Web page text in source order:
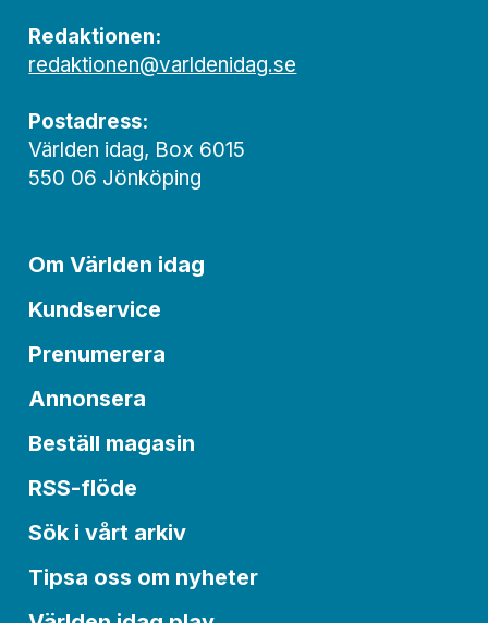
Redaktionen:
redaktionen@varldenidag.se
Postadress:
Världen idag, Box 6015
550 06 Jönköping
Om Världen idag
Kundservice
Prenumerera
Annonsera
Beställ magasin
RSS-flöde
Sök i vårt arkiv
Tipsa oss om nyheter